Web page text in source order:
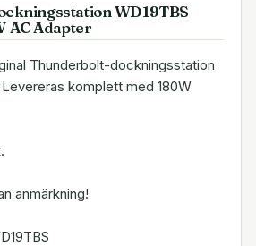
WD19TBS
AC Adapter
Thunderbolt-dockningsstation
komplett med 180W
anmärkning!